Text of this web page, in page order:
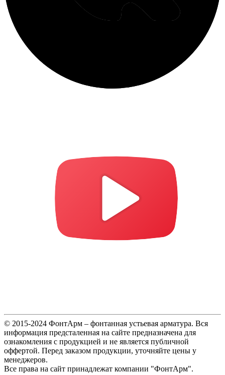
© 2015-2024 ФонтАрм – фонтанная устьевая арматура. Вся
информация предсталенная на сайте предназначена для
ознакомления с продукцией и не является публичной
оффертой. Перед заказом продукции, уточняйте цены у
менеджеров.
Все права на сайт принадлежат компании "ФонтАрм".